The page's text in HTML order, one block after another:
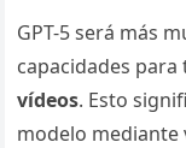
GPT-5 será más
capacidades
vídeos. Esto
modelo mediante